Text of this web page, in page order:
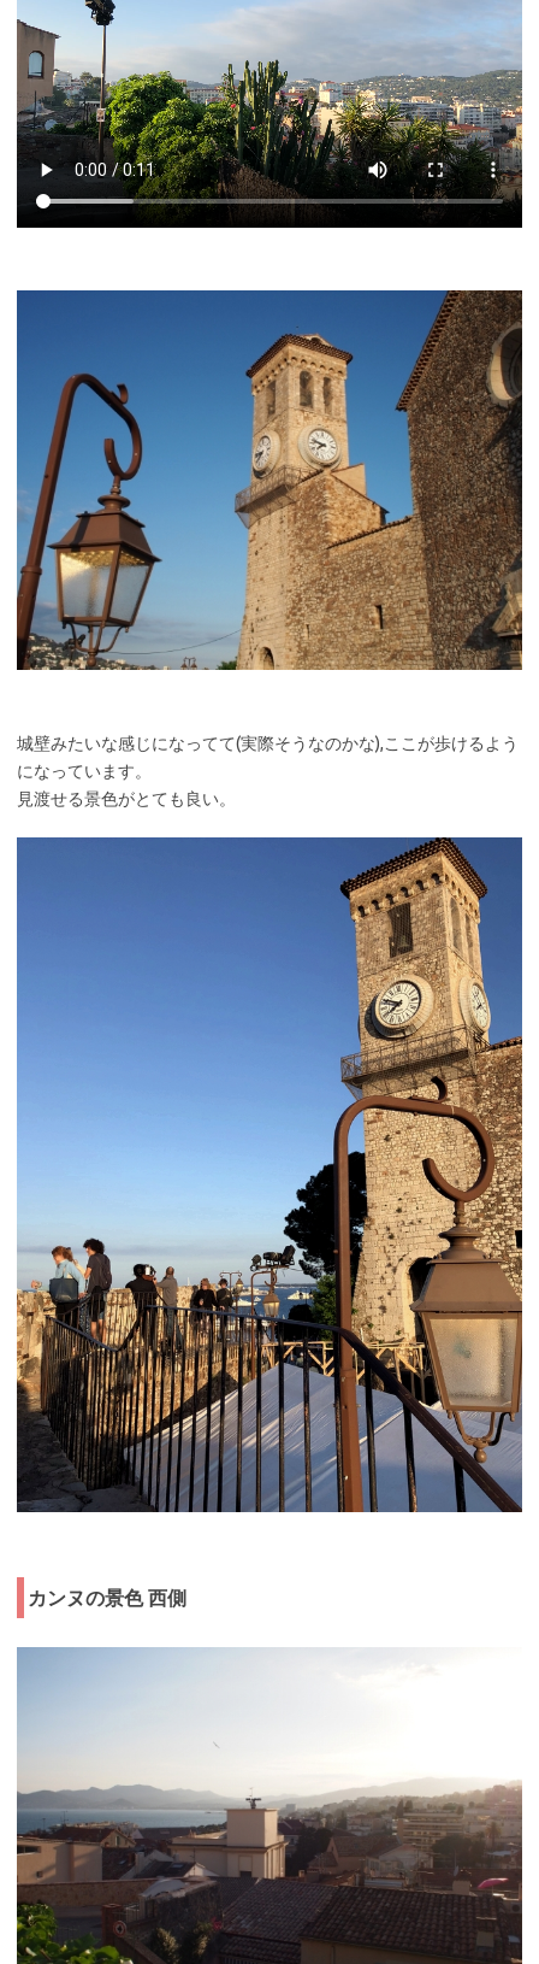
城壁みたいな感じになってて(実際そうなのかな),ここが歩けるよう
になっています。
見渡せる景色がとても良い。
カンヌの景色 西側